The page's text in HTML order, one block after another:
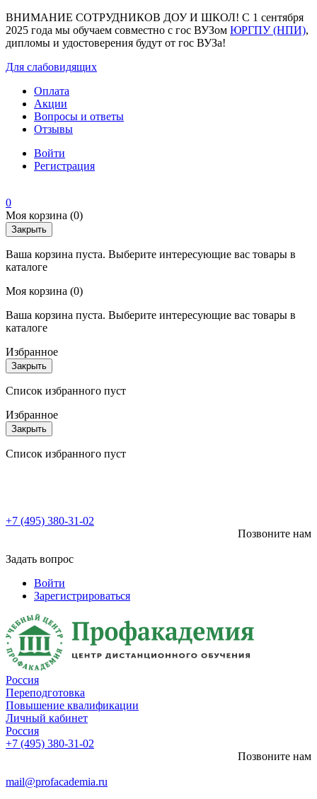
ВНИМАНИЕ СОТРУДНИКОВ ДОУ И ШКОЛ! С 1 сентября
2025 года мы обучаем совместно с гос ВУЗом ЮРГПУ (НПИ),
дипломы и удостоверения будут от гос ВУЗа!
Для слабовидящих
Оплата
Акции
Вопросы и ответы
Отзывы
Войти
Регистрация
0
Моя корзина (0)
Закрыть
Ваша корзина пуста. Выберите интересующие вас товары в
каталоге
Моя корзина (0)
Ваша корзина пуста. Выберите интересующие вас товары в
каталоге
Избранное
Закрыть
Список избранного пуст
Избранное
Закрыть
Список избранного пуст
+7 (495) 380-31-02
Позвоните нам
Задать вопрос
Войти
Зарегистрироваться
Россия
Переподготовка
Повышение квалификации
Личный кабинет
Россия
+7 (495) 380-31-02
Позвоните нам
mail@profacademia.ru